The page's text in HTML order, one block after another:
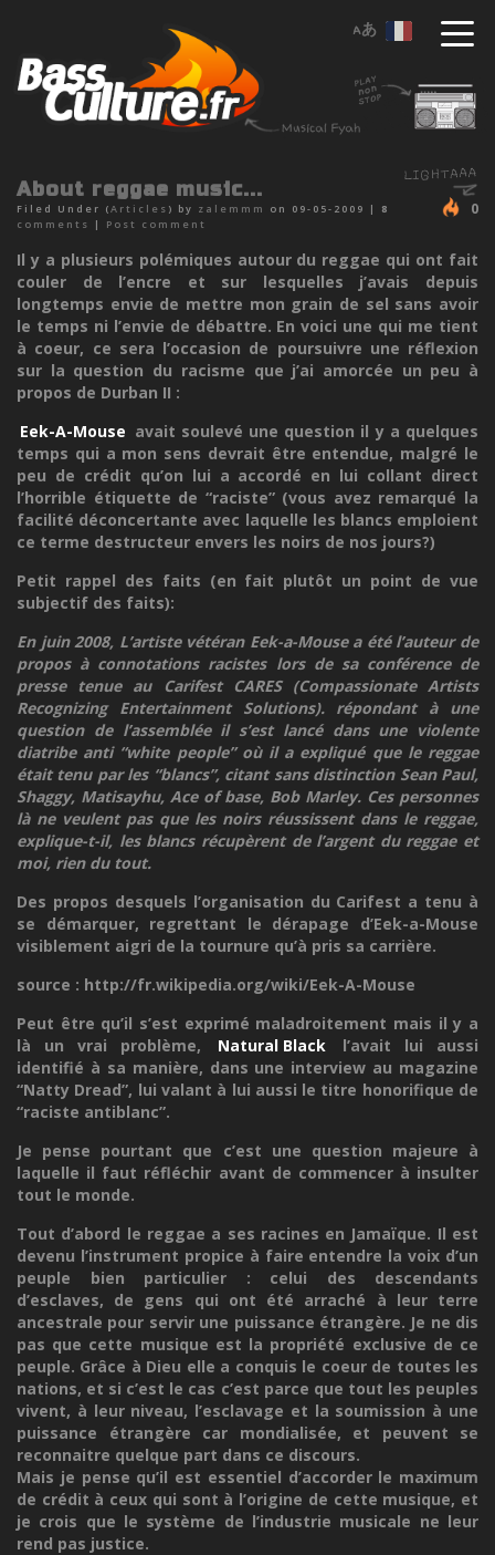
About reggae music...
Filed Under (Articles ) by zalemmm on 09-05-2009 | 8
comments
| Post comment
0
Il y a plusieurs polémiques autour du reggae qui ont fait
couler de l’encre et sur lesquelles j’avais depuis
longtemps envie de mettre mon grain de sel sans avoir
le temps ni l’envie de débattre. En voici une qui me tient
à coeur, ce sera l’occasion de poursuivre une réflexion
sur la question du racisme que j’ai amorcée un peu à
propos de Durban II :
Eek-A-Mouse avait soulevé une question il y a quelques
temps qui a mon sens devrait être entendue, malgré le
peu de crédit qu’on lui a accordé en lui collant direct
l’horrible étiquette de “raciste” (vous avez remarqué la
facilité déconcertante avec laquelle les blancs emploient
ce terme destructeur envers les noirs de nos jours?)
Petit rappel des faits (en fait plutôt un point de vue
subjectif des faits):
En juin 2008, L’artiste vétéran Eek-a-Mouse a été l’auteur de
propos à connotations racistes lors de sa conférence de
presse tenue au Carifest CARES (Compassionate Artists
Recognizing Entertainment Solutions). répondant à une
question de l’assemblée il s’est lancé dans une violente
diatribe anti “white people” où il a expliqué que le reggae
était tenu par les “blancs”, citant sans distinction Sean Paul,
Shaggy, Matisayhu, Ace of base, Bob Marley. Ces personnes
là ne veulent pas que les noirs réussissent dans le reggae,
explique-t-il, les blancs récupèrent de l’argent du reggae et
moi, rien du tout.
Des propos desquels l’organisation du Carifest a tenu à
se démarquer, regrettant le dérapage d’Eek-a-Mouse
visiblement aigri de la tournure qu’à pris sa carrière.
source : http://fr.wikipedia.org/wiki/Eek-A-Mouse
Peut être qu’il s’est exprimé maladroitement mais il y a
là un vrai problème,
Natural Black
l’avait lui aussi
identifié à sa manière, dans une interview au magazine
“Natty Dread”, lui valant à lui aussi le titre honorifique de
“raciste antiblanc”.
Je pense pourtant que c’est une question majeure à
laquelle il faut réfléchir avant de commencer à insulter
tout le monde.
Tout d’abord le reggae a ses racines en Jamaïque. Il est
devenu l’instrument propice à faire entendre la voix d’un
peuple bien particulier : celui des descendants
d’esclaves, de gens qui ont été arraché à leur terre
ancestrale pour servir une puissance étrangère. Je ne dis
pas que cette musique est la propriété exclusive de ce
peuple. Grâce à Dieu elle a conquis le coeur de toutes les
nations, et si c’est le cas c’est parce que tout les peuples
vivent, à leur niveau, l’esclavage et la soumission à une
puissance étrangère car mondialisée, et peuvent se
reconnaitre quelque part dans ce discours.
Mais je pense qu’il est essentiel d’accorder le maximum
de crédit à ceux qui sont à l’origine de cette musique, et
je crois que le système de l’industrie musicale ne leur
rend pas justice.